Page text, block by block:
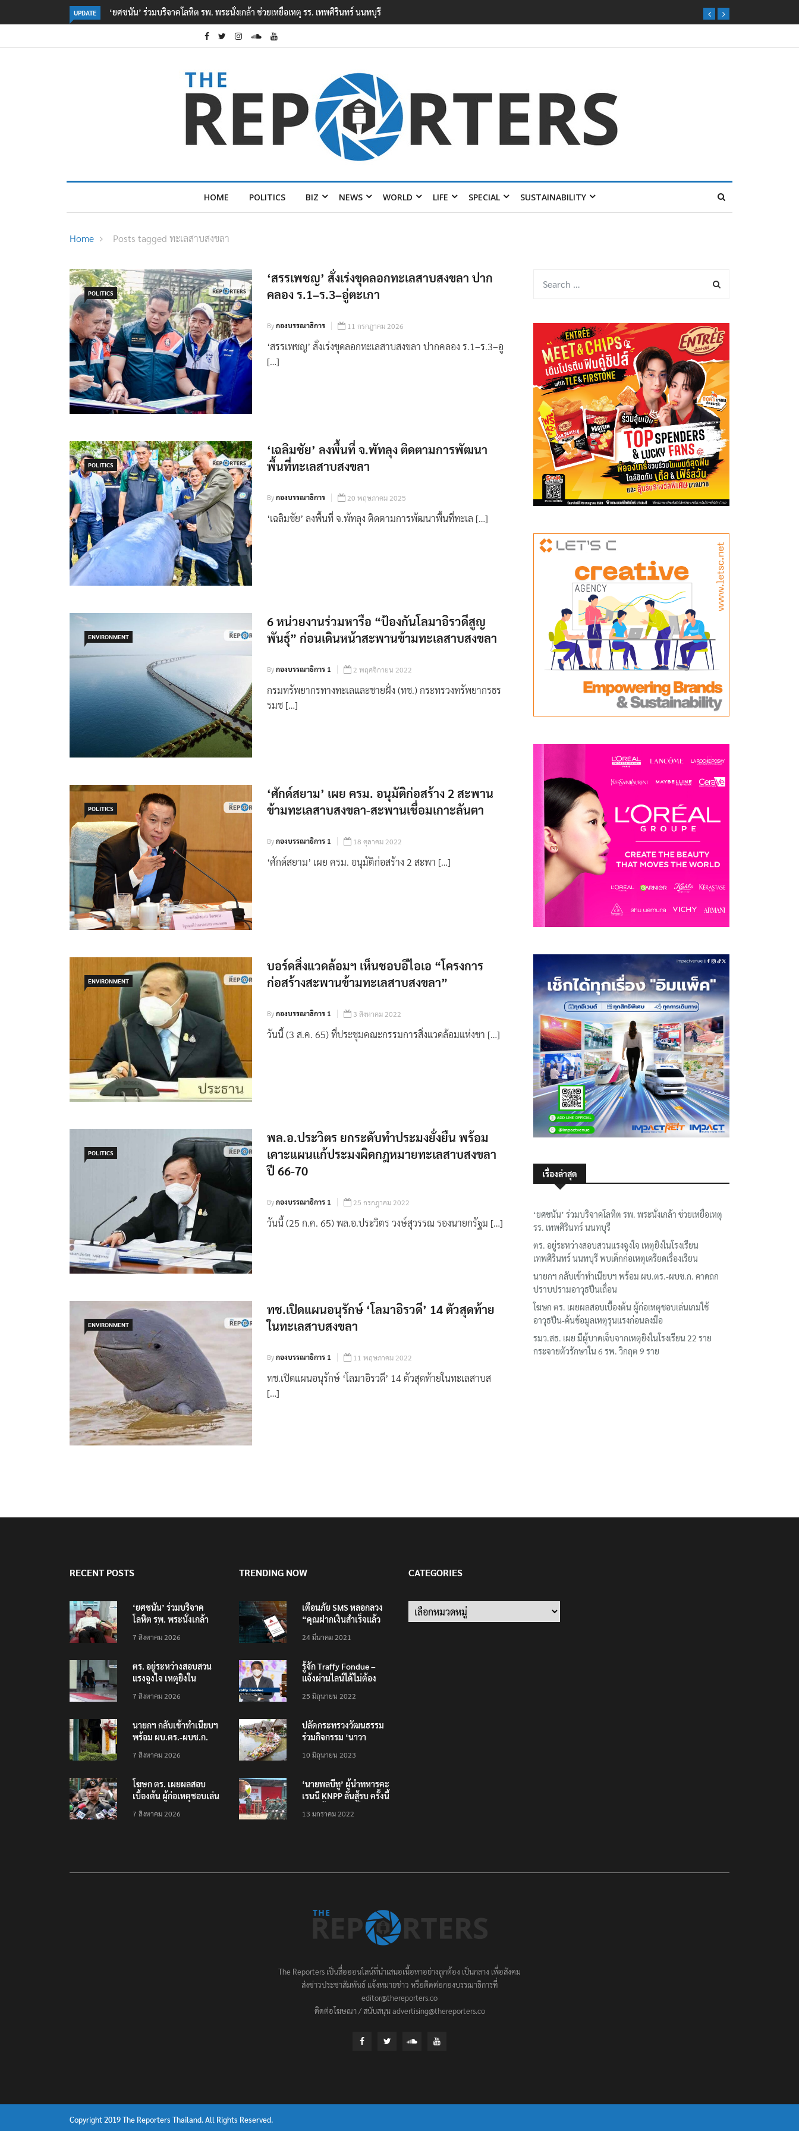
UPDATE
ยื่อเหตุ รร. เทพศิรินทร์ นนทบุรี ตร. อยู่ระหว่างสอบสวนแรงจูงใจ เหตุยิงในโรงเรียนเทพศิรินทร์ นนทบุรี พบเด็กก่อ
เหตุเครียดเรื่องเรียน
HOME POLITICS BIZ NEWS WORLD LIFE SPECIAL SUSTAINABILITY
Home Posts tagged ทะเลสาบสงขลา
POLITICS
‘สรรเพชญ’ สั่งเร่งขุดลอกทะเลสาบสงขลา ปาก
คลอง ร.1–ร.3–อู่ตะเภา
Byกองบรรณาธิการ 11 กรกฎาคม 2026
‘สรรเพชญ’ สั่งเร่งขุดลอกทะเลสาบสงขลา ปากคลอง ร.1–ร.3–อู
[…]
POLITICS
‘เฉลิมชัย’ ลงพื้นที่ จ.พัทลุง ติดตามการพัฒนา
พื้นที่ทะเลสาบสงขลา
Byกองบรรณาธิการ 20 พฤษภาคม 2025
‘เฉลิมชัย’ ลงพื้นที่ จ.พัทลุง ติดตามการพัฒนาพื้นที่ทะเล […]
ENVIRONMENT
6 หน่วยงานร่วมหารือ “ป้องกันโลมาอิรวดีสูญ
พันธุ์” ก่อนเดินหน้าสะพานข้ามทะเลสาบสงขลา
Byกองบรรณาธิการ 1 2 พฤศจิกายน 2022
กรมทรัพยากรทางทะเลและชายฝั่ง (ทช.) กระทรวงทรัพยากรธร
รมช […]
POLITICS
‘ศักด์สยาม’ เผย ครม. อนุมัติก่อสร้าง 2 สะพาน
ข้ามทะเลสาบสงขลา-สะพานเชื่อมเกาะลันตา
Byกองบรรณาธิการ 1 18 ตุลาคม 2022
‘ศักด์สยาม’ เผย ครม. อนุมัติก่อสร้าง 2 สะพา […]
ENVIRONMENT
บอร์ดสิ่งแวดล้อมฯ เห็นชอบอีไอเอ “โครงการ
ก่อสร้างสะพานข้ามทะเลสาบสงขลา”
Byกองบรรณาธิการ 1 3 สิงหาคม 2022
วันนี้ (3 ส.ค. 65) ที่ประชุมคณะกรรมการสิ่งแวดล้อมแห่งชา […]
POLITICS
พล.อ.ประวิตร ยกระดับทำประมงยั่งยืน พร้อม
เคาะแผนแก้ประมงผิดกฎหมายทะเลสาบสงขลา
ปี 66-70
Byกองบรรณาธิการ 1 25 กรกฎาคม 2022
วันนี้ (25 ก.ค. 65) พล.อ.ประวิตร วงษ์สุวรรณ รองนายกรัฐม […]
ENVIRONMENT
ทช.เปิดแผนอนุรักษ์ ‘โลมาอิรวดี’ 14 ตัวสุดท้าย
ในทะเลสาบสงขลา
Byกองบรรณาธิการ 1 11 พฤษภาคม 2022
ทช.เปิดแผนอนุรักษ์ ‘โลมาอิรวดี’ 14 ตัวสุดท้ายในทะเลสาบส
[…]
เรื่องล่าสุด
‘ยศชนัน’ ร่วมบริจาคโลหิต รพ. พระนั่งเกล้า ช่วยเหยื่อเหตุ
รร. เทพศิรินทร์ นนทบุรี
ตร. อยู่ระหว่างสอบสวนแรงจูงใจ เหตุยิงในโรงเรียน
เทพศิรินทร์ นนทบุรี พบเด็กก่อเหตุเครียดเรื่องเรียน
นายกฯ กลับเข้าทำเนียบฯ พร้อม ผบ.ตร.-ผบช.ก. คาดถก
ปราบปรามอาวุธปืนเถื่อน
โฆษก ตร. เผยผลสอบเบื้องต้น ผู้ก่อเหตุชอบเล่นเกมใช้
อาวุธปืน-ค้นข้อมูลเหตุรุนแรงก่อนลงมือ
รมว.สธ. เผย มีผู้บาดเจ็บจากเหตุยิงในโรงเรียน 22 ราย
กระจายตัวรักษาใน 6 รพ. วิกฤต 9 ราย
RECENT POSTS
‘ยศชนัน’ ร่วมบริจาค
โลหิต รพ. พระนั่งเกล้า
เทพศิรินทร์ นนทบุรี
7 สิงหาคม 2026
ตร. อยู่ระหว่างสอบสวน
แรงจูงใจ เหตุยิงใน
นนทบุรี พบเด็กก่อเหตุ
7 สิงหาคม 2026
นายกฯ กลับเข้าทำเนียบฯ
พร้อม ผบ.ตร.-ผบช.ก.
ปืนเถื่อน
7 สิงหาคม 2026
โฆษก ตร. เผยผลสอบ
เบื้องต้น ผู้ก่อเหตุชอบเล่น
เหตุรุนแรงก่อนลงมือ
7 สิงหาคม 2026
TRENDING NOW
เตือนภัย SMS หลอกลวง
“คุณฝากเงินสำเร็จแล้ว
200,000 บาท”
24 มีนาคม 2021
รู้จัก Traffy Fondue –
แจ้งผ่านไลน์ได้ไม่ต้อง
ทั่วไทย ไม่ใช่แค่ในกรุง
25 มิถุนายน 2022
ปลัดกระทรวงวัฒนธรรม
ร่วมกิจกรรม ‘นาวา
ตักบาตรทางน้ำ
10 มิถุนายน 2023
‘นายพลบีทู’ ผู้นำทหารคะ
เรนนี KNPP ลั่นสู้รบ ครั้งนี้
ประชาชนต้องชนะ
13 มกราคม 2022
CATEGORIES
Categories
The Reporters เป็นสื่อออนไลน์ที่นำเสนอเนื้อหาอย่างถูกต้อง เป็นกลาง เพื่อสังคม
ส่งข่าวประชาสัมพันธ์ แจ้งหมายข่าว หรือติดต่อกองบรรณาธิการที่
editor@thereporters.co
ติดต่อโฆษณา / สนับสนุน advertising@thereporters.co
Copyright 2019 The Reporters Thailand. All Rights Reserved.